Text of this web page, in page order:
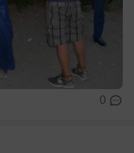
0